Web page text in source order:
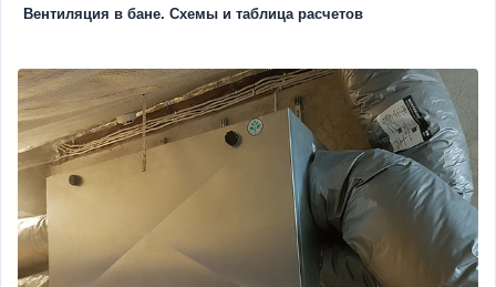
Вентиляция в бане. Схемы и таблица расчетов